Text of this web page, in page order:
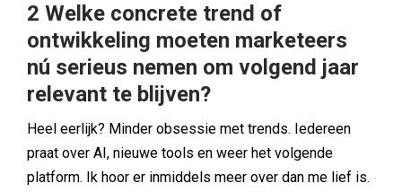
2 Welke concrete trend of
ontwikkeling moeten marketeers
nú serieus nemen om volgend jaar
relevant te blijven?
Heel eerlijk? Minder obsessie met trends. Iedereen
praat over AI, nieuwe tools en weer het volgende
platform. Ik hoor er inmiddels meer over dan me lief is.